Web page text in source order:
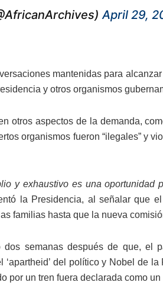
April 29,
mantenidas para
y otros organismos
otros aspectos de la demanda,
organismos fueron “ilegales” y
y exhaustivo es una oportunidad
la Presidencia, al señalar que
familias hasta que la nueva
dos semanas después de que,
del político y Nobel de
por un tren fuera declarada como un